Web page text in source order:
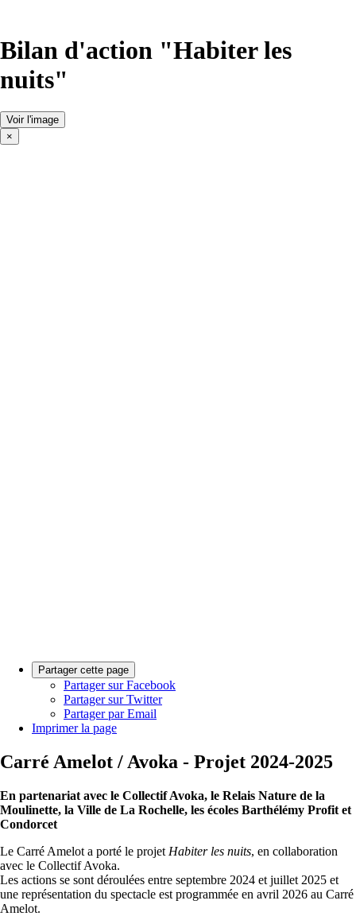
Bilan d'action "Habiter les
nuits"
Voir l'image
×
Partager cette page
Partager sur Facebook
Partager sur Twitter
Partager par Email
Imprimer la page
Carré Amelot / Avoka - Projet 2024-2025
En partenariat avec le Collectif Avoka, le Relais Nature de la
Moulinette, la Ville de La Rochelle, les écoles Barthélémy Profit et
Condorcet
Le Carré Amelot a porté le projet Habiter les nuits, en collaboration
avec le Collectif Avoka.
Les actions se sont déroulées entre septembre 2024 et juillet 2025 et
une représentation du spectacle est programmée en avril 2026 au Carré
Amelot.